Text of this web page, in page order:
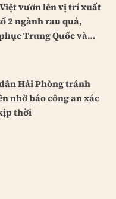
vươn lên vị trí xuất
2 ngành rau quả,
Trung Quốc và
Hải Phòng tránh
nhờ báo công an xác
thời